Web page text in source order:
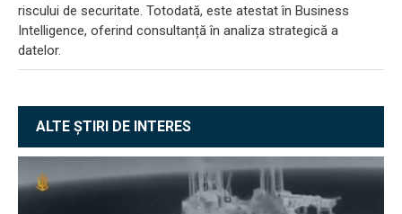
riscului de securitate. Totodată, este atestat în Business
Intelligence, oferind consultanță în analiza strategică a
datelor.
ALTE ȘTIRI DE INTERES